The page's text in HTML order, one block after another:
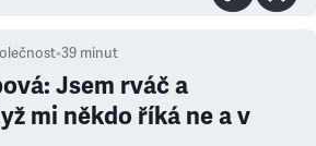
•39 minut
Jsem rváč a
mi někdo říká ne a v